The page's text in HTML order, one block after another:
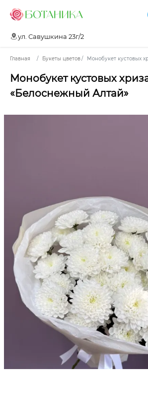
ул. Савушкина 23г/2
Главная Букеты цветов Монобукет кустовых
Монобукет кустовых
«Белоснежный Алтай»